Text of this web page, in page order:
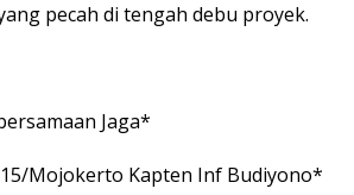
pecah di tengah debu proyek.
Jaga*
Mojokerto Kapten Inf Budiyono*